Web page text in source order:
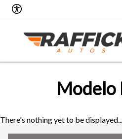
Modelo
There's nothing yet to be displayed...